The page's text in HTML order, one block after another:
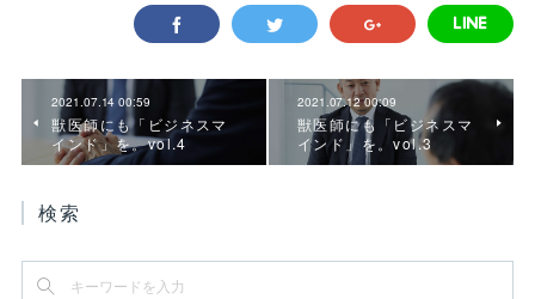
2021.07.14 00:59
獣医師にも「ビジネスマ
インド」を。vol.4
2021.07.12 00:09
獣医師にも「ビジネスマ
インド」を。vol.3
検索